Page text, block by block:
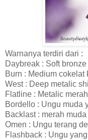
Warnanya terdiri dari :
Daybreak : Soft
Burn : Medium cokelat
West : Deep metalic
Flatline : Metalic
Bordello : Ungu muda
Backlast : merah
Omen : Ungu terang
Flashback : Ungu